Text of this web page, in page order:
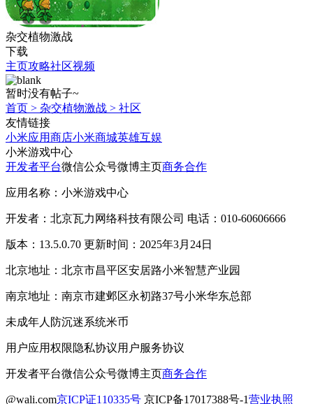
杂交植物激战
下载
主页攻略社区视频
暂时没有帖子~
首页 > 杂交植物激战 > 社区
友情链接
小米应用商店小米商城英雄互娱
小米游戏中心
开发者平台微信公众号微博主页商务合作
应用名称：小米游戏中心
开发者：北京瓦力网络科技有限公司 电话：010-60606666
版本：13.5.0.70 更新时间：2025年3月24日
北京地址：北京市昌平区安居路小米智慧产业园
南京地址：南京市建邺区永初路37号小米华东总部
未成年人防沉迷系统米币
用户应用权限隐私协议用户服务协议
开发者平台微信公众号微博主页商务合作
@wali.com京ICP证110335号 京ICP备17017388号-1营业执照